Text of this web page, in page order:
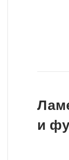
и